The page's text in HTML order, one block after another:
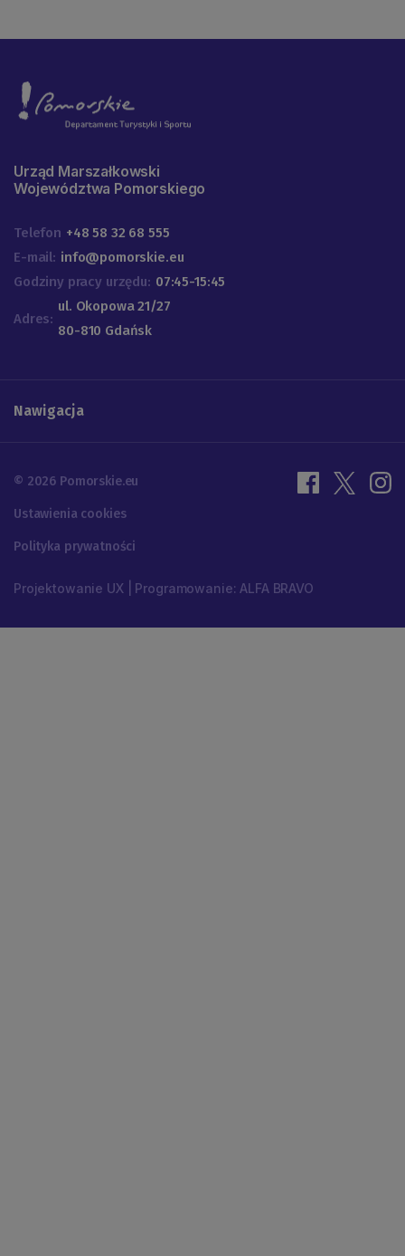
Urząd Marszałkowski
Województwa Pomorskiego
Telefon +48 58 32 68 555
E-mail: info@pomorskie.eu
Godziny pracy urzędu: 07:45-15:45
Adres:
ul. Okopowa 21/27
80-810 Gdańsk
Nawigacja
© 2026 Pomorskie.eu
Ustawienia cookies
Polityka prywatności
Projektowanie UX | Programowanie: ALFA BRAVO